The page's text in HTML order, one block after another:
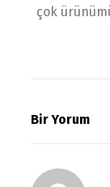
çok
Bir Yorum